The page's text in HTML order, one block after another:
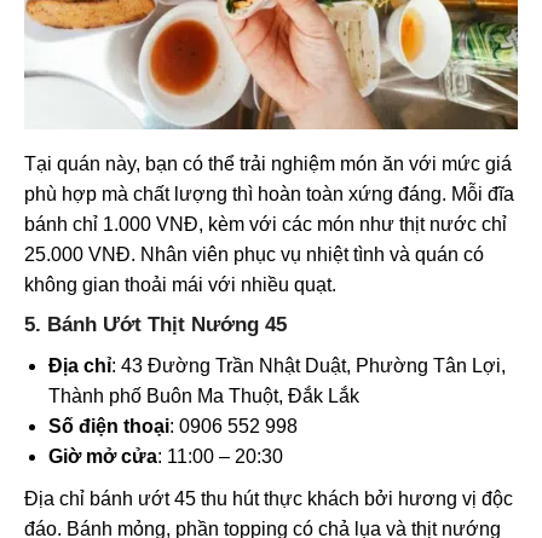
Tại quán này, bạn có thể trải nghiệm món ăn với mức giá
phù hợp mà chất lượng thì hoàn toàn xứng đáng. Mỗi đĩa
bánh chỉ 1.000 VNĐ, kèm với các món như thịt nước chỉ
25.000 VNĐ. Nhân viên phục vụ nhiệt tình và quán có
không gian thoải mái với nhiều quạt.
5. Bánh Ướt Thịt Nướng 45
Địa chỉ: 43 Đường Trần Nhật Duật, Phường Tân Lợi,
Thành phố Buôn Ma Thuột, Đắk Lắk
Số điện thoại: 0906 552 998
Giờ mở cửa: 11:00 – 20:30
Địa chỉ bánh ướt 45 thu hút thực khách bởi hương vị độc
đáo. Bánh mỏng, phần topping có chả lụa và thịt nướng